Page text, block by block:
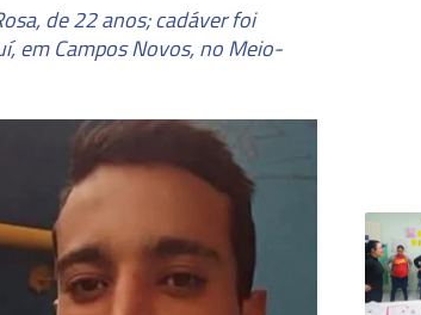
de 22 anos; cadáver foi
em Campos Novos, no Meio-